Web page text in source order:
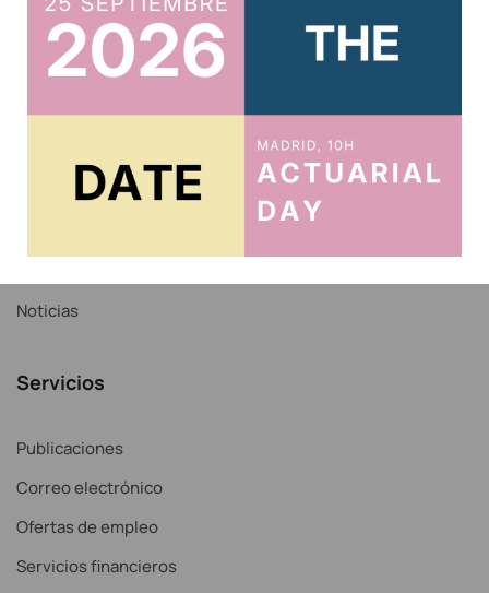
Acceso al Área Privada
Noticias
Servicios
Publicaciones
Correo electrónico
Ofertas de empleo
Servicios financieros